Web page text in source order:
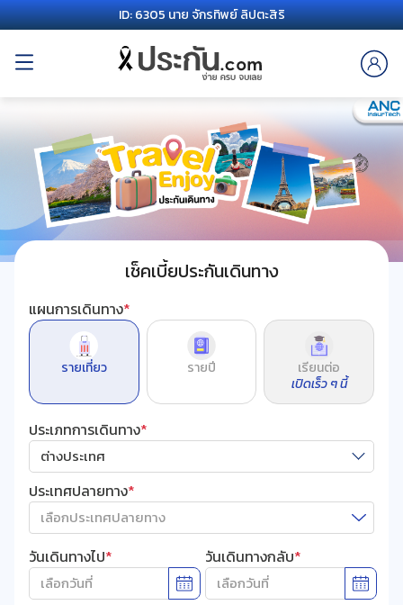
ID: 6305 นาย จักรทิพย์ ลิปตะสิริ
เช็คเบี้ยประกันเดินทาง
แผนการเดินทาง*
รายเที่ยว รายปี
เรียนต่อ
เปิดเร็ว ๆ นี้
ประเภทการเดินทาง*
ต่างประเทศ
ประเทศปลายทาง*
วันเดินทางไป* วันเดินทางกลับ*